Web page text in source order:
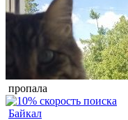
пропала
Байкал